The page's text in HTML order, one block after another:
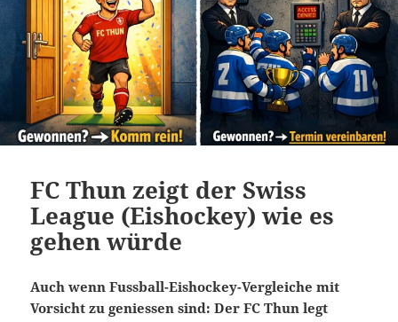
FC Thun zeigt der Swiss
League (Eishockey) wie es
gehen würde
Auch wenn Fussball-Eishockey-Vergleiche mit
Vorsicht zu geniessen sind: Der FC Thun legt